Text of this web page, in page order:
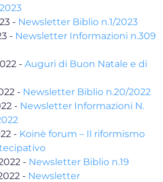
- Newsletter Biblio n.1/2023
- Newsletter Informazioni n.309
- Auguri di Buon Natale e di
- Newsletter Biblio n.20/2022
- Newsletter Informazioni N.
- Koinè forum – Il riformismo
- Newsletter Biblio n.19
- Newsletter